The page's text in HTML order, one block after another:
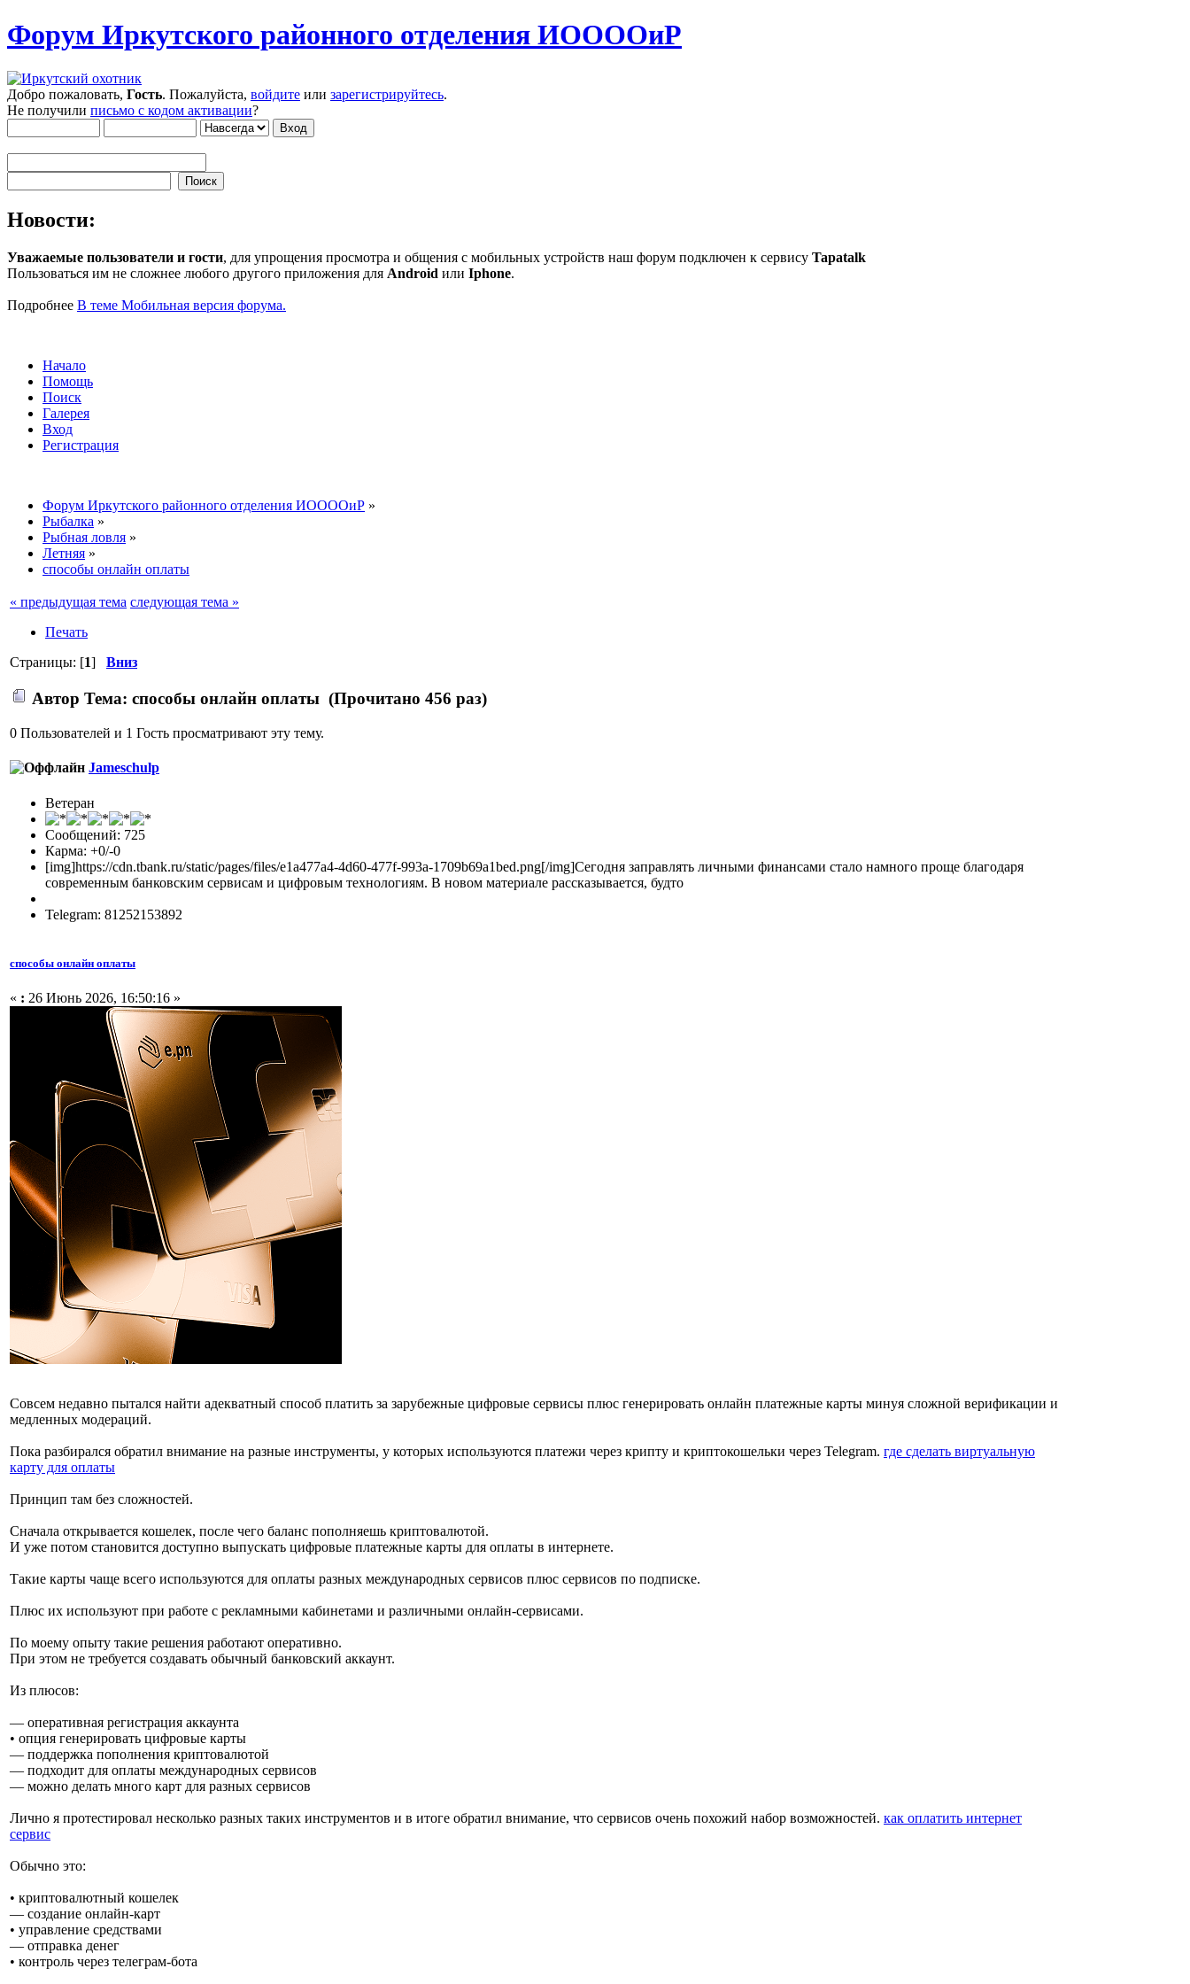
Форум Иркутского районного отделения ИООООиР
Добро пожаловать, Гость. Пожалуйста, войдите или зарегистрируйтесь.
Не получили письмо с кодом активации?
Новости:
Уважаемые пользователи и гости, для упрощения просмотра и общения с мобильных устройств наш форум подключен к сервису Tapatalk
Пользоваться им не сложнее любого другого приложения для Android или Iphone.
Подробнее В теме Мобильная версия форума.
Начало
Помощь
Поиск
Галерея
Вход
Регистрация
Форум Иркутского районного отделения ИООООиР »
Рыбалка »
Рыбная ловля »
Летняя »
способы онлайн оплаты
« предыдущая тема следующая тема »
Печать
Страницы: [1] Вниз
Автор Тема: способы онлайн оплаты (Прочитано 456 раз)
0 Пользователей и 1 Гость просматривают эту тему.
Jameschulp
Ветеран
Сообщений: 725
Карма: +0/-0
[img]https://cdn.tbank.ru/static/pages/files/e1a477a4-4d60-477f-993a-1709b69a1bed.png[/img]Сегодня заправлять личными финансами стало намного проще благодаря
современным банковским сервисам и цифровым технологиям. В новом материале рассказывается, будто
Telegram: 81252153892
способы онлайн оплаты
« : 26 Июнь 2026, 16:50:16 »
Совсем недавно пытался найти адекватный способ платить за зарубежные цифровые сервисы плюс генерировать онлайн платежные карты минуя сложной верификации и
медленных модераций.
Пока разбирался обратил внимание на разные инструменты, у которых используются платежи через крипту и криптокошельки через Telegram. где сделать виртуальную
карту для оплаты
Принцип там без сложностей.
Сначала открывается кошелек, после чего баланс пополняешь криптовалютой.
И уже потом становится доступно выпускать цифровые платежные карты для оплаты в интернете.
Такие карты чаще всего используются для оплаты разных международных сервисов плюс сервисов по подписке.
Плюс их используют при работе с рекламными кабинетами и различными онлайн-сервисами.
По моему опыту такие решения работают оперативно.
При этом не требуется создавать обычный банковский аккаунт.
Из плюсов:
— оперативная регистрация аккаунта
• опция генерировать цифровые карты
— поддержка пополнения криптовалютой
— подходит для оплаты международных сервисов
— можно делать много карт для разных сервисов
Лично я протестировал несколько разных таких инструментов и в итоге обратил внимание, что сервисов очень похожий набор возможностей. как оплатить интернет
сервис
Обычно это:
• криптовалютный кошелек
— создание онлайн-карт
• управление средствами
— отправка денег
• контроль через телеграм-бота